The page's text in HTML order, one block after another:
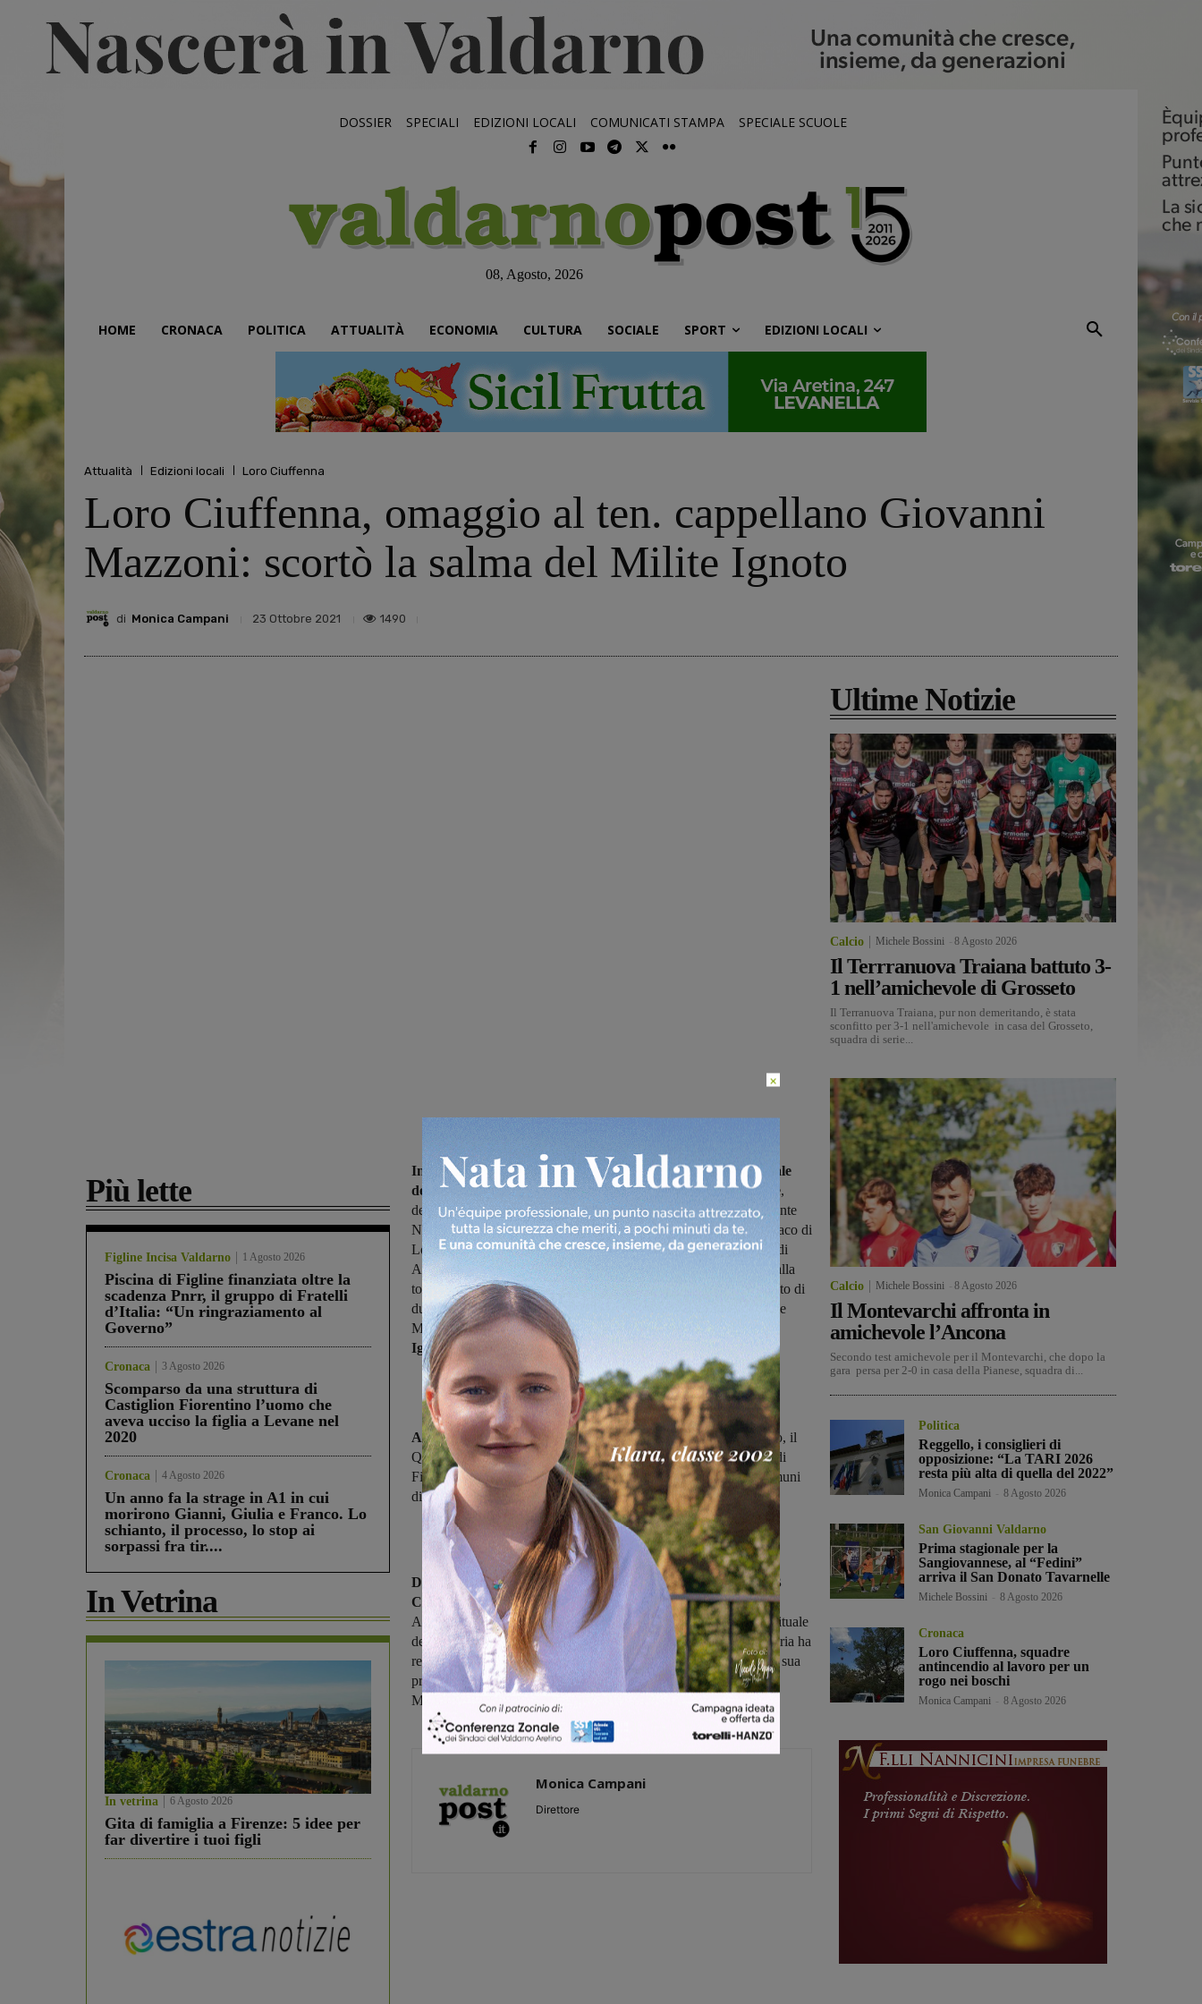
DOSSIER SPECIALI EDIZIONI LOCALI COMUNICATI STAMPA SPECIALE SCUOLE
08, Agosto, 2026
HOME CRONACA POLITICA ATTUALITÀ ECONOMIA CULTURA SOCIALE SPORT EDIZIONI LOCALI
Attualità Edizioni locali Loro Ciuffenna
Loro Ciuffenna, omaggio al ten. cappellano Giovanni
Mazzoni: scortò la salma del Milite Ignoto
di Monica Campani 23 Ottobre 2021 1490
Più lette
Figline Incisa Valdarno 1 Agosto 2026
Piscina di Figline finanziata oltre la
scadenza Pnrr, il gruppo di Fratelli
d’Italia: “Un ringraziamento al
Governo”
Cronaca 3 Agosto 2026
Scomparso da una struttura di
Castiglion Fiorentino l’uomo che
aveva ucciso la figlia a Levane nel
2020
Cronaca 4 Agosto 2026
Un anno fa la strage in A1 in cui
morirono Gianni, Giulia e Franco. Lo
schianto, il processo, lo stop ai
sorpassi fra tir....
In Vetrina
In vetrina 6 Agosto 2026
Gita di famiglia a Firenze: 5 idee per
far divertire i tuoi figli
In occasione delle celebrazioni del XXXI° Congresso Nazionale
dell’Istituto del Nastro Azzurro fra Decorati al Valor Militare,
dedicato al centenario del Milite Ignoto, ieri pomeriggio il Presidente
Nazionale dell’Istituto Gen.Carlo Maria Magnani insieme al Sindaco di
Loro Ciuffenna Moreno Botti ed al Presidente della Federazione di
Arezzo Cav Stefano Mangiavacchi, ha reso omaggio al cimitero alla
tomba monumento del ten. cappellano Giovanni Mazzoni, decorato di
due Medaglie d’Oro al VM, una Medaglia d’Argento al VM e due
Medaglie di Bronzo al VM.Mazzoni scortò la salma del Milite
Ignoto il 4 novembre 1921 sull’Altare della Patria.
Alla celebrazione hanno partecipatoanche il Prefetto di Arezzo, il
Questore, ed i Comandanti provinciali dei Carabinieri e Guardia di
Finanza, presenti i Gonfaloni della Provincia di Arezzo e dei Comuni
di Arezzo e Loro Ciuffenna.
Durante la celebrazione diretta dal Presidente regionale ANB
Cav.Uff Alfio Coppicon una numerosa partecipazione di
Associazioni combattentistiche e del volontariato, l’assistente spirituale
dell’Istituto del Nastro Azzurro Mons.Abbud proveniente dalla Siria ha
recitato la Preghiera del Decorato, particolarmente significativa la sua
presenza considerato che Don Mazzoni fra il 1911 ed il 1915 fu
Missionario in Siria.
Monica Campani
Direttore
Ultime Notizie
Calcio Michele Bossini 8 Agosto 2026
Il Terrranuova Traiana battuto 3-
1 nell’amichevole di Grosseto
Il Terranuova Traiana, pur non demeritando, è stata
sconfitto per 3-1 nell'amichevole in casa del Grosseto,
squadra di serie...
Calcio Michele Bossini 8 Agosto 2026
Il Montevarchi affronta in
amichevole l’Ancona
Secondo test amichevole per il Montevarchi, che dopo la
gara persa per 2-0 in casa della Pianese, squadra di...
Politica
Reggello, i consiglieri di
opposizione: “La TARI 2026
resta più alta di quella del 2022”
Monica Campani 8 Agosto 2026
San Giovanni Valdarno
Prima stagionale per la
Sangiovannese, al “Fedini”
arriva il San Donato Tavarnelle
Michele Bossini 8 Agosto 2026
Cronaca
Loro Ciuffenna, squadre
antincendio al lavoro per un
rogo nei boschi
Monica Campani 8 Agosto 2026
×